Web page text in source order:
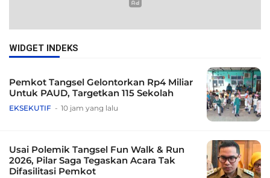
WIDGET INDEKS
Pemkot Tangsel Gelontorkan Rp4 Miliar
Untuk PAUD, Targetkan 115 Sekolah
EKSEKUTIF 10 jam yang lalu
Usai Polemik Tangsel Fun Walk & Run
2026, Pilar Saga Tegaskan Acara Tak
Difasilitasi Pemkot